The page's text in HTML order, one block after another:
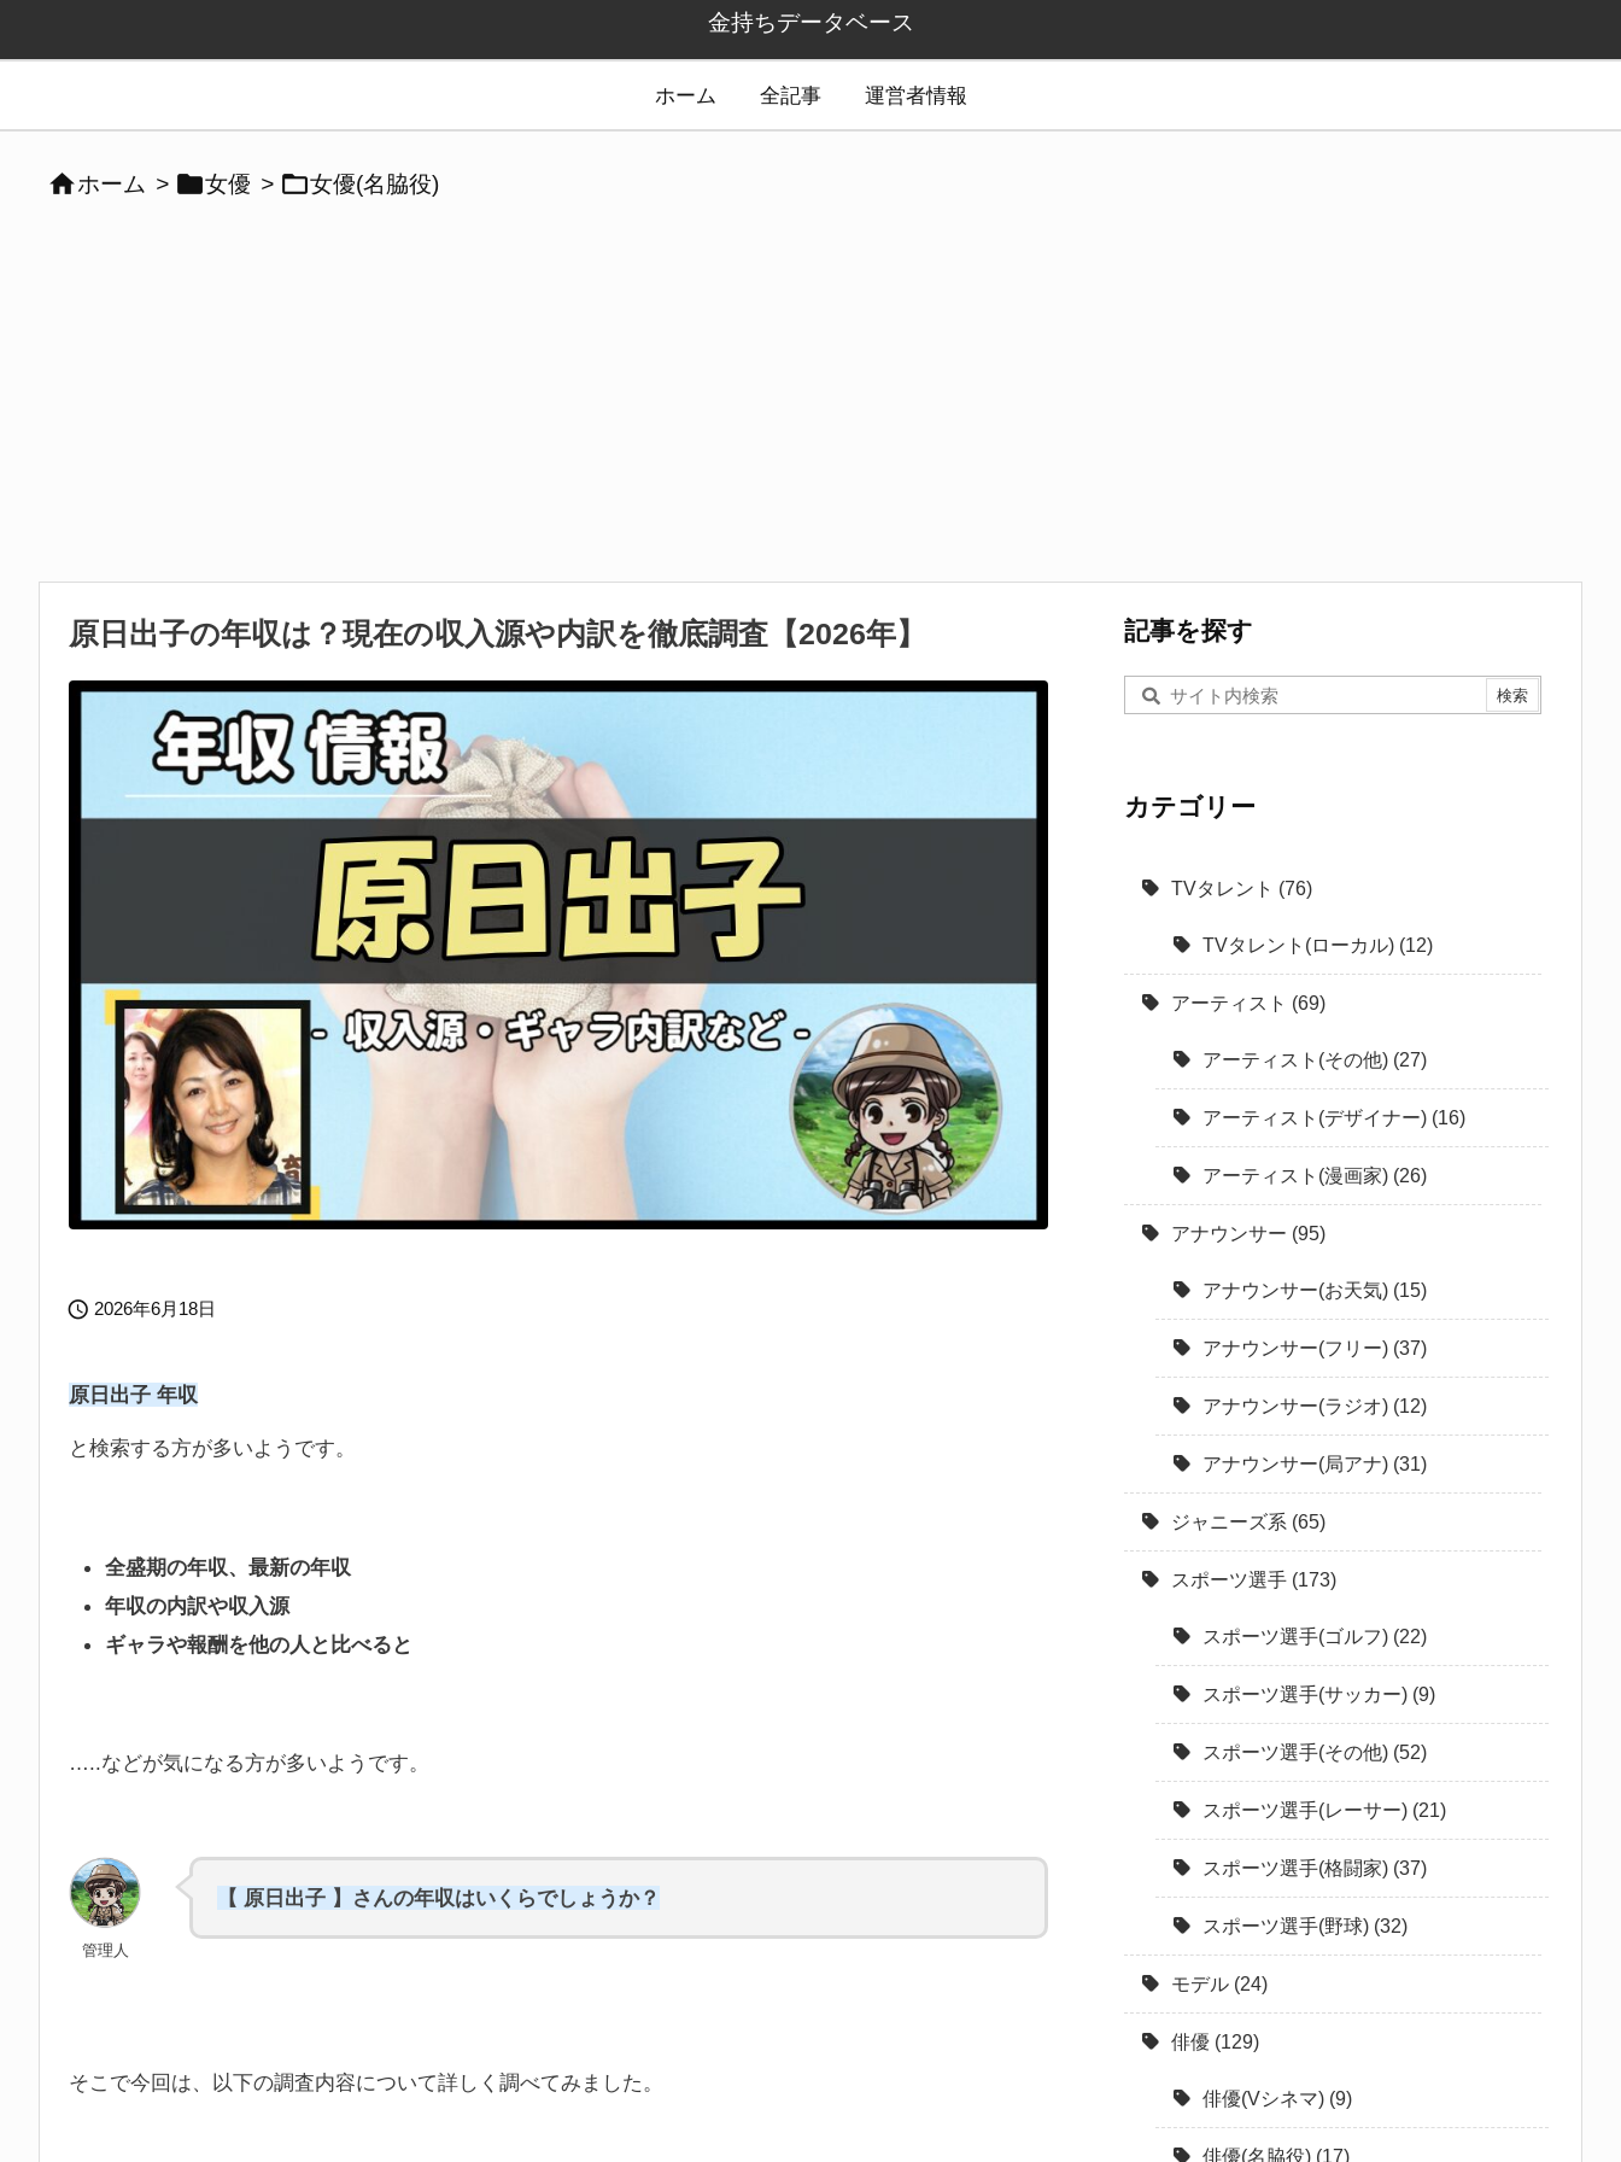
金持ちデータベース
ホーム 全記事 運営者情報
ホーム > 女優 > 女優(名脇役)
原日出子の年収は？現在の収入源や内訳を徹底調査【2026年】
 2026年6月18日
原日出子 年収
と検索する方が多いようです。
全盛期の年収、最新の年収
年収の内訳や収入源
ギャラや報酬を他の人と比べると
…..などが気になる方が多いようです。
管理人
【 原日出子 】さんの年収はいくらでしょうか？
そこで今回は、以下の調査内容について詳しく調べてみました。
記事を探す
カテゴリー
TVタレント (76)
TVタレント(ローカル) (12)
アーティスト (69)
アーティスト(その他) (27)
アーティスト(デザイナー) (16)
アーティスト(漫画家) (26)
アナウンサー (95)
アナウンサー(お天気) (15)
アナウンサー(フリー) (37)
アナウンサー(ラジオ) (12)
アナウンサー(局アナ) (31)
ジャニーズ系 (65)
スポーツ選手 (173)
スポーツ選手(ゴルフ) (22)
スポーツ選手(サッカー) (9)
スポーツ選手(その他) (52)
スポーツ選手(レーサー) (21)
スポーツ選手(格闘家) (37)
スポーツ選手(野球) (32)
モデル (24)
俳優 (129)
俳優(Vシネマ) (9)
俳優(名脇役) (17)